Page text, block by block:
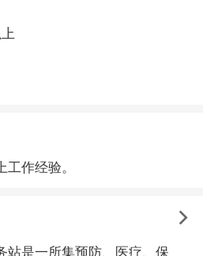
作经验。
站是一所集预防、医疗、保